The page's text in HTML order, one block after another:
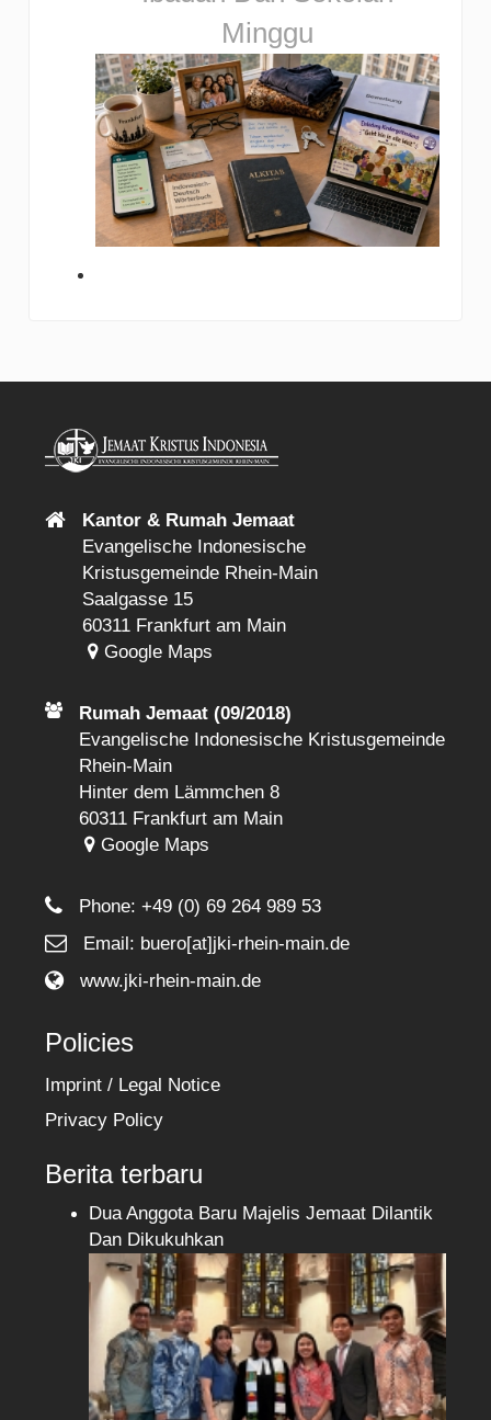
Minggu
Kantor & Rumah Jemaat
Evangelische Indonesische
Kristusgemeinde Rhein-Main
Saalgasse 15
60311 Frankfurt am Main
Google Maps
Rumah Jemaat (09/2018)
Evangelische Indonesische Kristusgemeinde
Rhein-Main
Hinter dem Lämmchen 8
60311 Frankfurt am Main
Google Maps
Phone:+49 (0) 69 264 989 53
Email: buero[at]jki-rhein-main.de
www.jki-rhein-main.de
Policies
Imprint / Legal Notice
Privacy Policy
Berita terbaru
Dua Anggota Baru Majelis Jemaat Dilantik
Dan Dikukuhkan